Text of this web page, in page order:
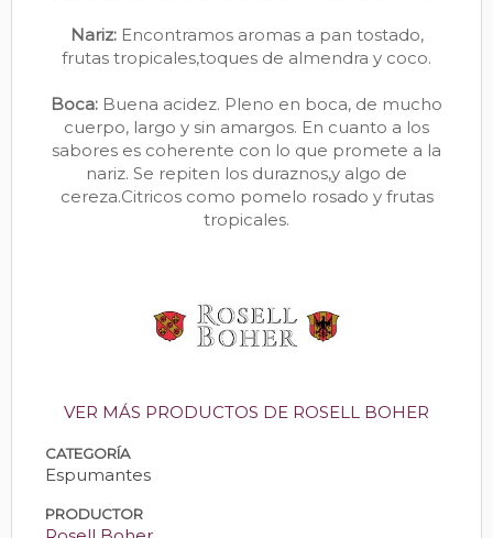
Nariz:Encontramos aromas a pan tostado,
frutas tropicales,toques de almendra y coco.
Boca: Buena acidez. Pleno en boca, de mucho
cuerpo, largo y sin amargos. En cuanto a los
sabores es coherente con lo que promete a la
nariz. Se repiten los duraznos,y algo de
cereza.Citricos como pomelo rosado y frutas
tropicales.
VER MÁS PRODUCTOS DE ROSELL BOHER
CATEGORÍA
Espumantes
PRODUCTOR